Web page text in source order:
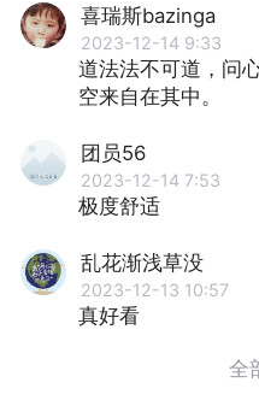
喜瑞斯bazinga
2023-12-14 9:33
道法法不可道，问
空来自在其中。
团员56
2023-12-14 7:53
极度舒适
乱花渐浅草没
2023-12-13 10:57
真好看
全